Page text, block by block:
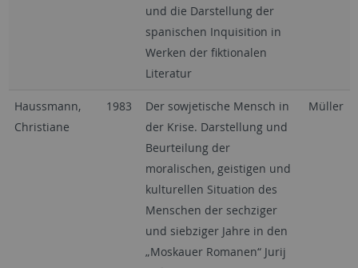
und die Darstellung der
spanischen Inquisition in
Werken der fiktionalen
Literatur
Haussmann,
Christiane
1983
Der sowjetische Mensch in
der Krise. Darstellung und
Beurteilung der
moralischen, geistigen und
kulturellen Situation des
Menschen der sechziger
und siebziger Jahre in den
„Moskauer Romanen“ Jurij
Müller